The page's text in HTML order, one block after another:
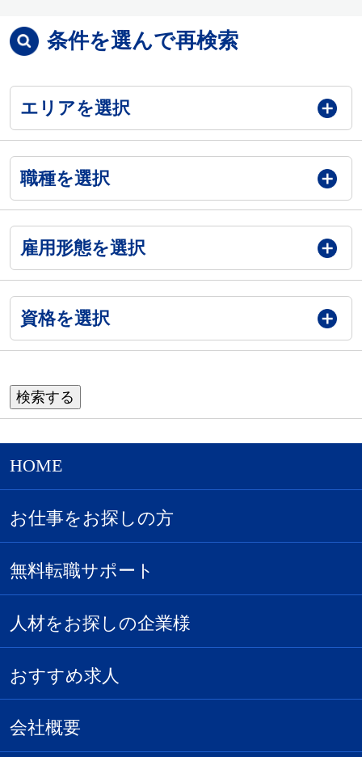
条件を選んで再検索
エリアを選択
職種を選択
雇用形態を選択
資格を選択
HOME
お仕事をお探しの方
無料転職サポート
人材をお探しの企業様
おすすめ求人
会社概要